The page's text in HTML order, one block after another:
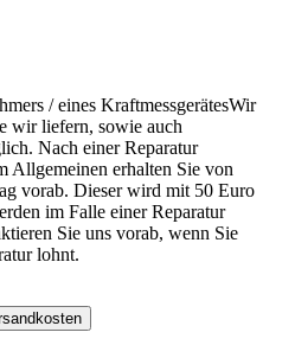
/ eines KraftmessgerätesWir
wir liefern, sowie auch
Nach einer Reparatur
Allgemeinen erhalten Sie von
vorab. Dieser wird mit 50 Euro
im Falle einer Reparatur
Sie uns vorab, wenn Sie
lohnt.